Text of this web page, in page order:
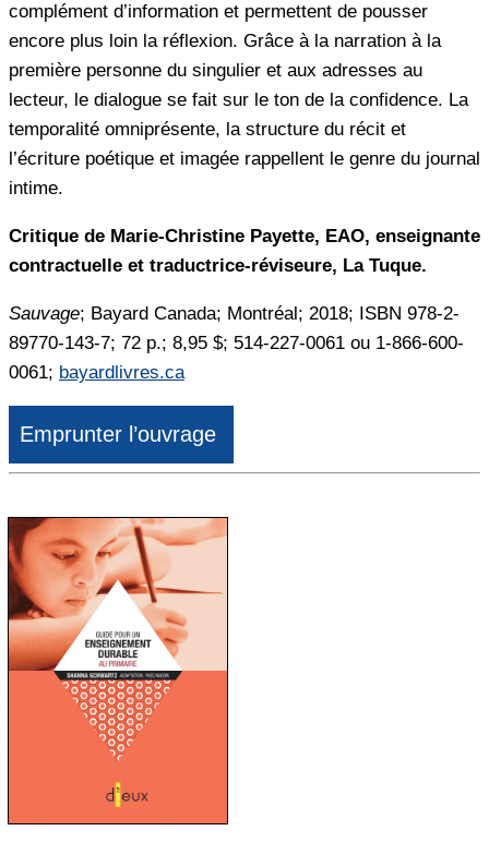
complément d’information et permettent de pousser
encore plus loin la réflexion. Grâce à la narration à la
première personne du singulier et aux adresses au
lecteur, le dialogue se fait sur le ton de la confidence. La
temporalité omniprésente, la structure du récit et
l’écriture poétique et imagée rappellent le genre du journal
intime.
Critique de Marie-Christine Payette, EAO, enseignante
contractuelle et traductrice-réviseure, La Tuque.
Sauvage; Bayard Canada; Montréal; 2018; ISBN 978-2-
89770-143-7; 72 p.; 8,95 $; 514-227-0061 ou 1-866-600-
0061; bayardlivres.ca
Emprunter l’ouvrage